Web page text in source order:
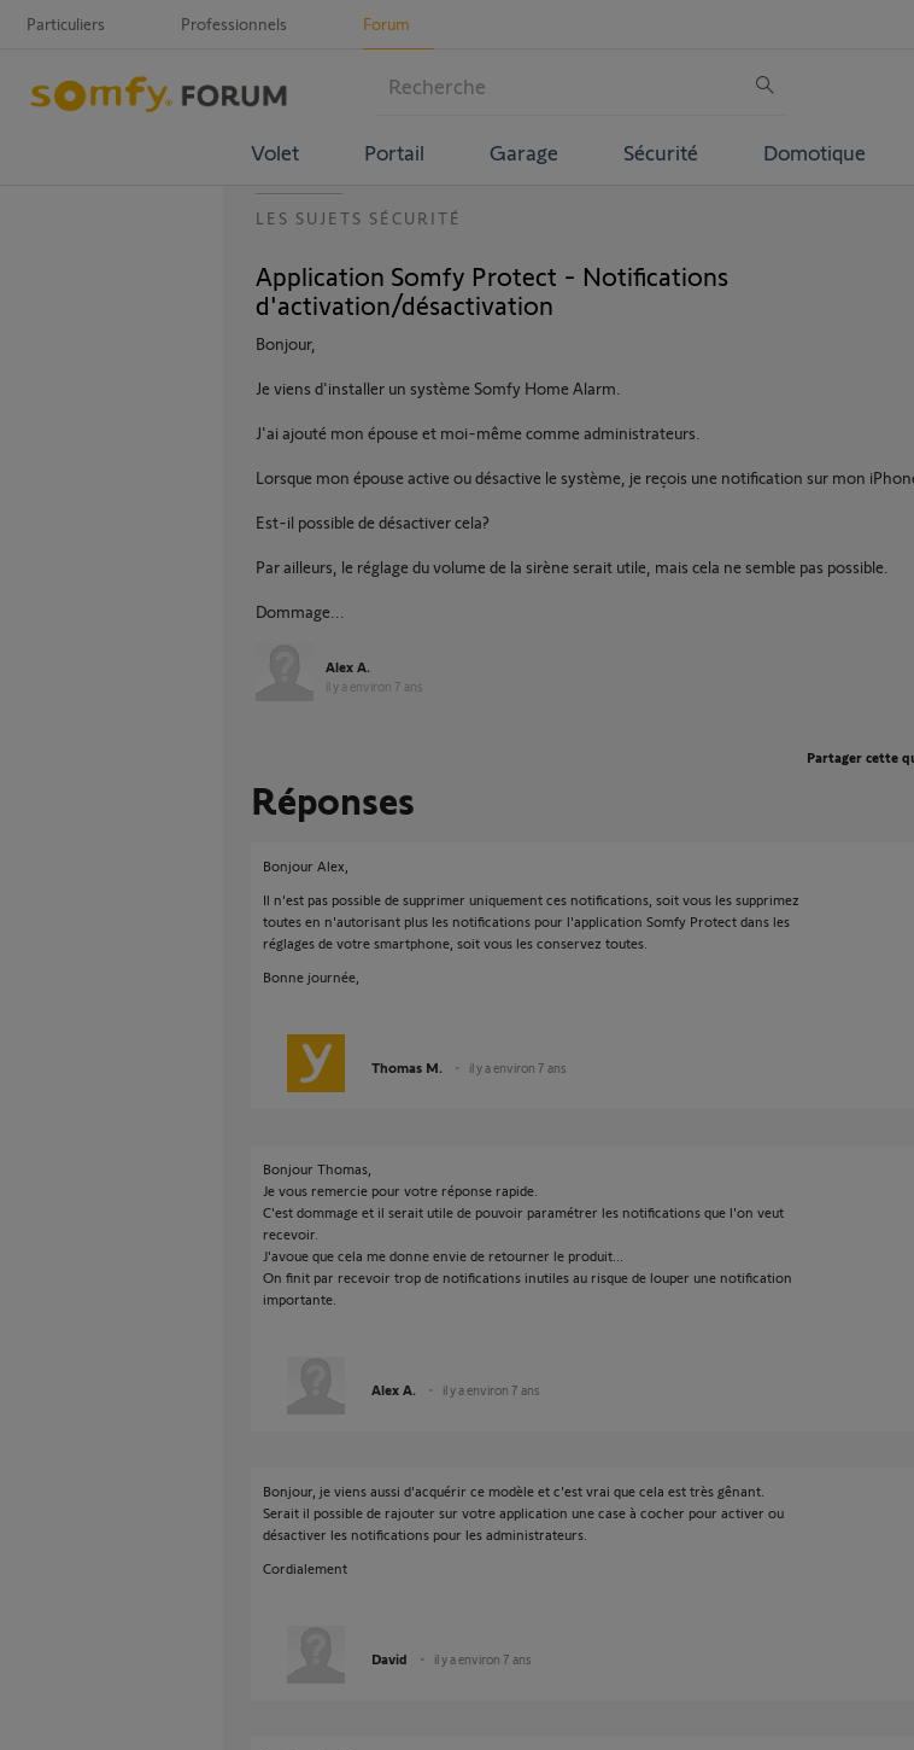
Particuliers Professionnels Forum
Volet Portail Garage Sécurité Domotique
LES SUJETS SÉCURITÉ
Application Somfy Protect - Notifications
d'activation/désactivation
Bonjour,
Je viens d'installer un système Somfy Home Alarm.
J'ai ajouté mon épouse et moi-même comme administrateurs.
Lorsque mon épouse active ou désactive le système, je reçois une notification sur mon
Est-il possible de désactiver cela?
Par ailleurs, le réglage du volume de la sirène serait utile, mais cela ne semble pas possible.
Dommage...
Alex A.
il y a environ 7 ans
Partager cette
Réponses
Bonjour Alex,
Il n'est pas possible de supprimer uniquement ces notifications, soit vous les supprimez
toutes en n'autorisant plus les notifications pour l'application Somfy Protect dans les
réglages de votre smartphone, soit vous les conservez toutes.
Bonne journée,
Thomas M. il y a environ 7 ans
Bonjour Thomas,
Je vous remercie pour votre réponse rapide.
C'est dommage et il serait utile de pouvoir paramétrer les notifications que l'on veut
recevoir.
J'avoue que cela me donne envie de retourner le produit...
On finit par recevoir trop de notifications inutiles au risque de louper une notification
importante.
Alex A. il y a environ 7 ans
Bonjour, je viens aussi d'acquérir ce modèle et c'est vrai que cela est très gênant.
Serait il possible de rajouter sur votre application une case à cocher pour activer ou
désactiver les notifications pour les administrateurs.
Cordialement
David il y a environ 7 ans